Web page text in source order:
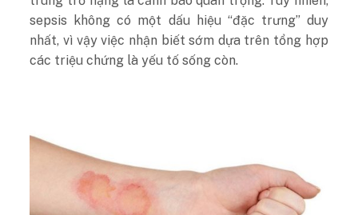
sepsis không có một dấu hiệu “đặc trưng” duy
nhất, vì vậy việc nhận biết sớm dựa trên tổng hợp
các triệu chứng là yếu tố sống còn.